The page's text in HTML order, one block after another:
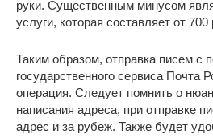
руки. Существенным минусом
услуги, которая составляет от 700
Таким образом, отправка писем с
государственного сервиса Почта
операция. Следует помнить о
написания адреса, при отправке
адрес и за рубеж. Также будет